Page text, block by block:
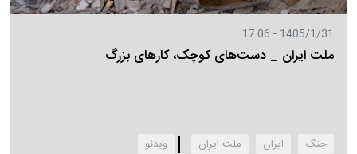
1405/1/31 - 17:06
ملت ایران _ دست‌های کوچک، کارهای بزرگ
جنگ ایران ملت ایران ‌ویدئو